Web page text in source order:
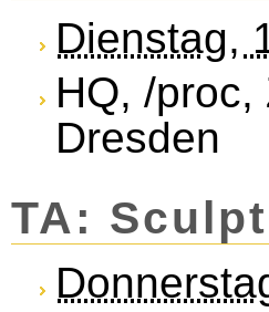
Dienstag,
HQ, /
Dresden
TA: